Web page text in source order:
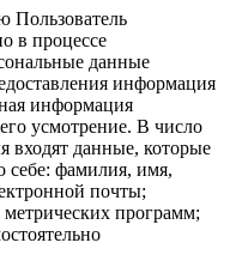
Пользователь
в процессе
данные
информация
информация
усмотрение. В число
входят данные, которые
себе: фамилия, имя,
почты;
программ;